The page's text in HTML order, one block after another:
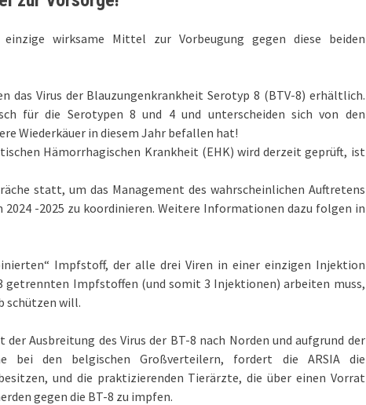
wirksame Mittel zur Vorbeugung gegen diese beiden
das Virus der Blauzungenkrankheit Serotyp 8 (BTV-8) erhältlich.
für die Serotypen 8 und 4 und unterscheiden sich von den
Wiederkäuer in diesem Jahr befallen hat!
Hämorrhagischen Krankheit (EHK) wird derzeit geprüft, ist
statt, um das Management des wahrscheinlichen Auftretens
2024 -2025 zu koordinieren. Weitere Informationen dazu folgen in
Impfstoff, der alle drei Viren in einer einzigen Injektion
getrennten Impfstoffen (und somit 3 Injektionen) arbeiten muss,
schützen will.
Ausbreitung des Virus der BT-8 nach Norden und aufgrund der
bei den belgischen Großverteilern, fordert die ARSIA die
und die praktizierenden Tierärzte, die über einen Vorrat
gegen die BT-8 zu impfen.